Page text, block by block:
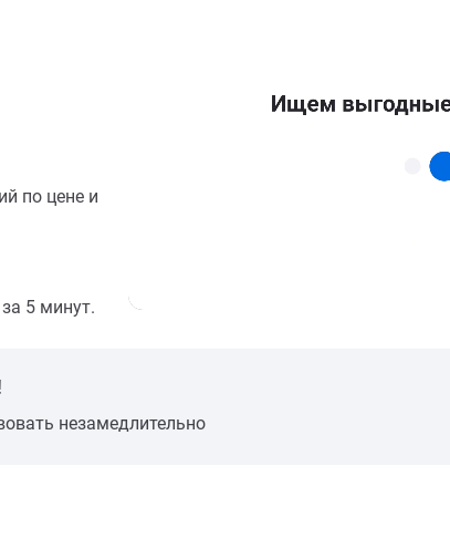
по цене и
5 минут.
незамедлительно